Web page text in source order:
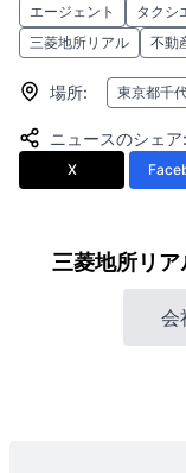
エージェント タクシ
三菱地所リアル
不動
場所: 東京都千
ニュースのシェア:
X
三菱地所リ
会